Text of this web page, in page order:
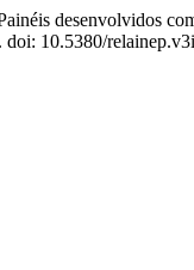
desenvolvidos
doi: 10.5380/